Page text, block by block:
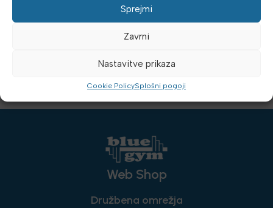
Sprejmi
Zavrni
Nastavitve prikaza
Cookie PolicySplošni pogoji
Web Shop
Družbena omrežja